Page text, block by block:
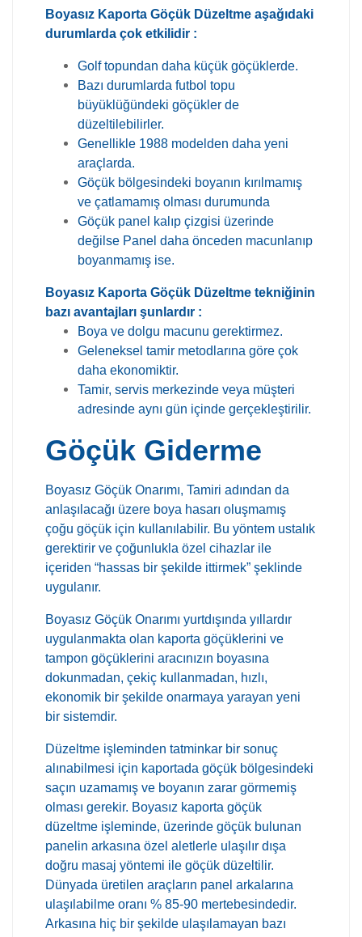
Boyasız Kaporta Göçük Düzeltme aşağıdaki
durumlarda çok etkilidir :
Golf topundan daha küçük göçüklerde.
Bazı durumlarda futbol topu
büyüklüğündeki göçükler de
düzeltilebilirler.
Genellikle 1988 modelden daha yeni
araçlarda.
Göçük bölgesindeki boyanın kırılmamış
ve çatlamamış olması durumunda
Göçük panel kalıp çizgisi üzerinde
değilse Panel daha önceden macunlanıp
boyanmamış ise.
Boyasız Kaporta Göçük Düzeltme tekniğinin
bazı avantajları şunlardır :
Boya ve dolgu macunu gerektirmez.
Geleneksel tamir metodlarına göre çok
daha ekonomiktir.
Tamir, servis merkezinde veya müşteri
adresinde aynı gün içinde gerçekleştirilir.
Göçük Giderme
Boyasız Göçük Onarımı, Tamiri adından da
anlaşılacağı üzere boya hasarı oluşmamış
çoğu göçük için kullanılabilir. Bu yöntem ustalık
gerektirir ve çoğunlukla özel cihazlar ile
içeriden “hassas bir şekilde ittirmek” şeklinde
uygulanır.
Boyasız Göçük Onarımı yurtdışında yıllardır
uygulanmakta olan kaporta göçüklerini ve
tampon göçüklerini aracınızın boyasına
dokunmadan, çekiç kullanmadan, hızlı,
ekonomik bir şekilde onarmaya yarayan yeni
bir sistemdir.
Düzeltme işleminden tatminkar bir sonuç
alınabilmesi için kaportada göçük bölgesindeki
saçın uzamamış ve boyanın zarar görmemiş
olması gerekir. Boyasız kaporta göçük
düzeltme işleminde, üzerinde göçük bulunan
panelin arkasına özel aletlerle ulaşılır dışa
doğru masaj yöntemi ile göçük düzeltilir.
Dünyada üretilen araçların panel arkalarına
ulaşılabilme oranı % 85-90 mertebesindedir.
Arkasına hiç bir şekilde ulaşılamayan bazı